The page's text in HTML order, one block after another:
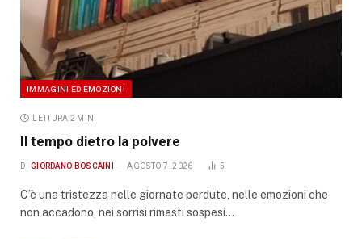
IMMAGINI ED EMOZIONI
LETTURA 2 MIN.
Il tempo dietro la polvere
DI GIORDANO BOSCAINI AGOSTO 7, 2026 5
C’è una tristezza nelle giornate perdute, nelle emozioni che
non accadono, nei sorrisi rimasti sospesi…